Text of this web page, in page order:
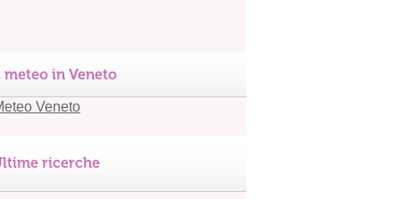
meteo in Veneto
ricerche